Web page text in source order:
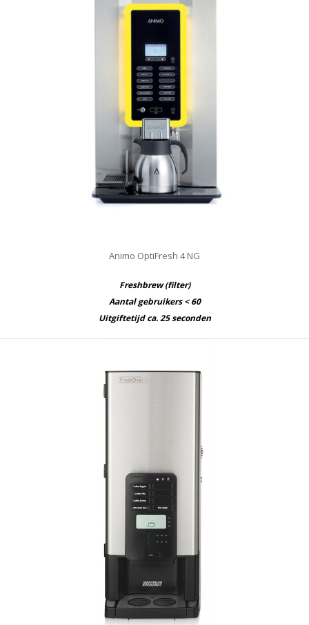
Animo OptiFresh 4 NG
Freshbrew (filter)
Aantal gebruikers < 60
Uitgiftetijd ca. 25 seconden